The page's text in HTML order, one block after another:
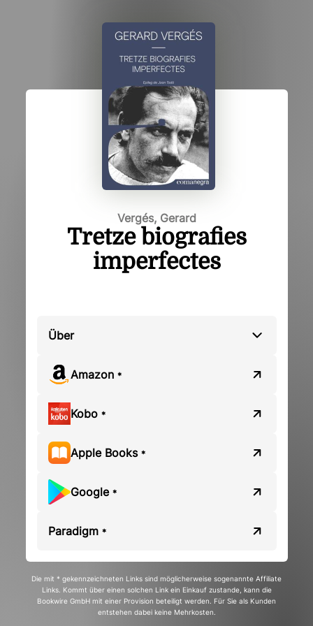
Vergés, Gerard
Tretze biografies
imperfectes
Über
Amazon *
Kobo *
Apple Books *
Google *
Paradigm *
Die mit * gekennzeichneten Links sind möglicherweise sogenannte Affiliate
Links. Kommt über einen solchen Link ein Einkauf zustande, kann die
Bookwire GmbH mit einer Provision beteiligt werden. Für Sie als Kunden
entstehen dabei keine Mehrkosten.